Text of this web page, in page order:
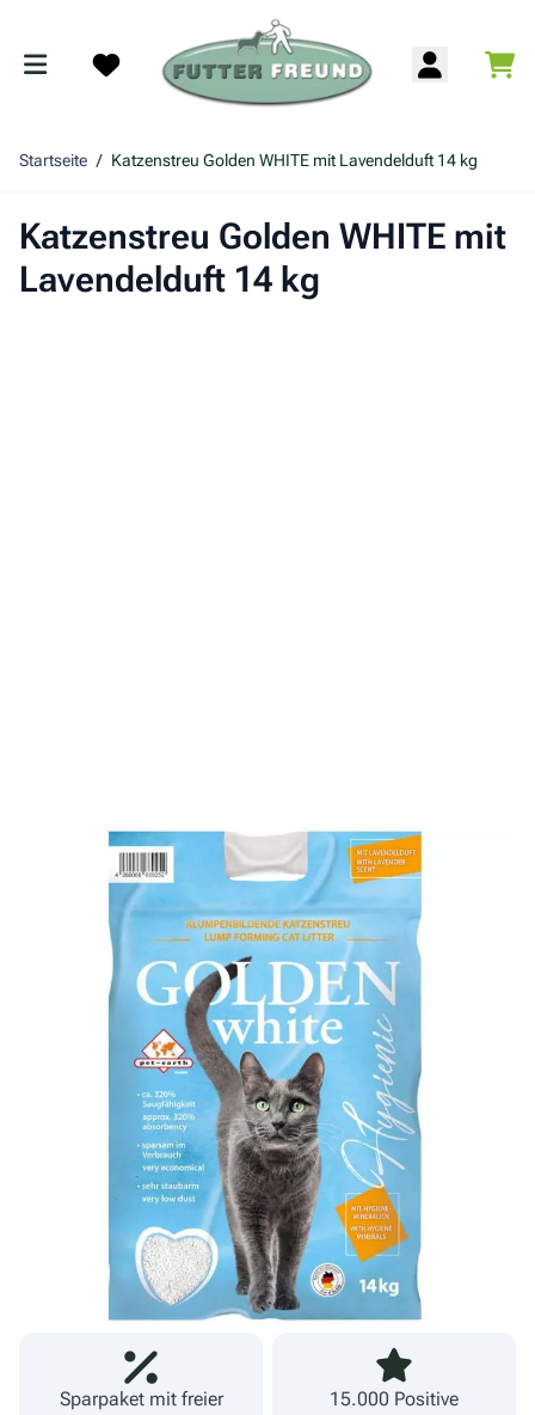
Startseite / Katzenstreu Golden WHITE mit Lavendelduft 14 kg
Katzenstreu Golden WHITE mit
Lavendelduft 14 kg
16,99 €
Menge
Warenkorb
zzgl. Versand Lieferzeit 1-3 Werktage
09274 80251
Fachgeschäft und
eigener Versand
Sparpaket mit freier
15.000 Positive